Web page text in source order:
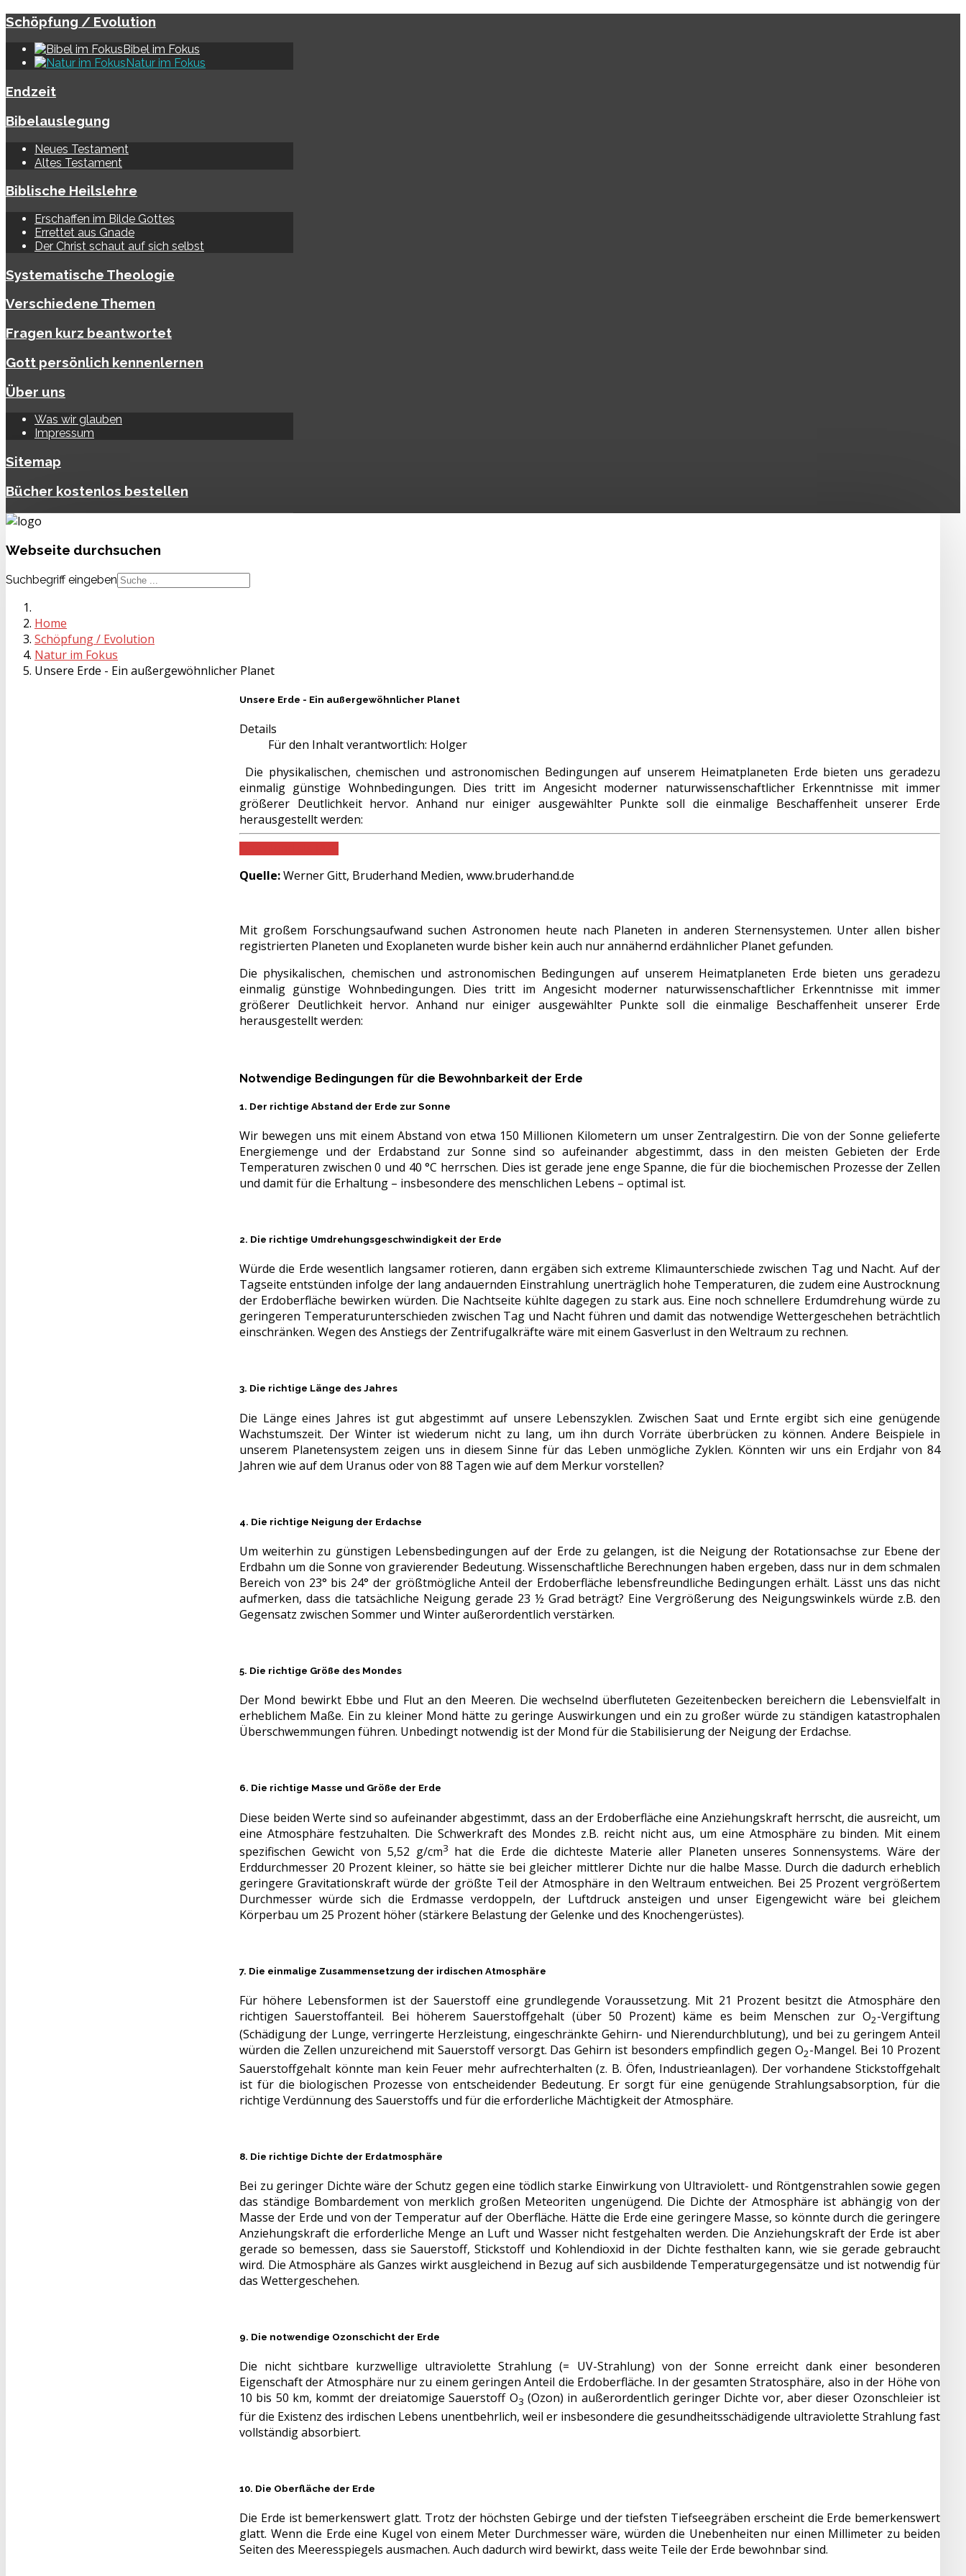
Schöpfung / Evolution
Bibel im Fokus
Natur im Fokus
Endzeit
Bibelauslegung
Neues Testament
Altes Testament
Biblische Heilslehre
Erschaffen im Bilde Gottes
Errettet aus Gnade
Der Christ schaut auf sich selbst
Systematische Theologie
Verschiedene Themen
Fragen kurz beantwortet
Gott persönlich kennenlernen
Über uns
Was wir glauben
Impressum
Sitemap
Bücher kostenlos bestellen
Webseite durchsuchen
Suchbegriff eingeben
Home
Schöpfung / Evolution
Natur im Fokus
Unsere Erde - Ein außergewöhnlicher Planet
Unsere Erde - Ein außergewöhnlicher Planet
Details
Für den Inhalt verantwortlich: Holger
Die physikalischen, chemischen und astronomischen Bedingungen auf unserem Heimatplaneten Erde bieten uns geradezu
einmalig günstige Wohnbedingungen. Dies tritt im Angesicht moderner naturwissenschaftlicher Erkenntnisse mit immer
größerer Deutlichkeit hervor. Anhand nur einiger ausgewählter Punkte soll die einmalige Beschaffenheit unserer Erde
herausgestellt werden:
Quelle:Werner Gitt, Bruderhand Medien, www.bruderhand.de
Mit großem Forschungsaufwand suchen Astronomen heute nach Planeten in anderen Sternensystemen. Unter allen bisher
registrierten Planeten und Exoplaneten wurde bisher kein auch nur annähernd erdähnlicher Planet gefunden.
Die physikalischen, chemischen und astronomischen Bedingungen auf unserem Heimatplaneten Erde bieten uns geradezu
einmalig günstige Wohnbedingungen. Dies tritt im Angesicht moderner naturwissenschaftlicher Erkenntnisse mit immer
größerer Deutlichkeit hervor. Anhand nur einiger ausgewählter Punkte soll die einmalige Beschaffenheit unserer Erde
herausgestellt werden:
Notwendige Bedingungen für die Bewohnbarkeit der Erde
1. Der richtige Abstand der Erde zur Sonne
Wir bewegen uns mit einem Abstand von etwa 150 Millionen Kilometern um unser Zentralgestirn. Die von der Sonne gelieferte
Energiemenge und der Erdabstand zur Sonne sind so aufeinander abgestimmt, dass in den meisten Gebieten der Erde
Temperaturen zwischen 0 und 40 °C herrschen. Dies ist gerade jene enge Spanne, die für die biochemischen Prozesse der Zellen
und damit für die Erhaltung – insbesondere des menschlichen Lebens – optimal ist.
2. Die richtige Umdrehungsgeschwindigkeit der Erde
Würde die Erde wesentlich langsamer rotieren, dann ergäben sich extreme Klimaunterschiede zwischen Tag und Nacht. Auf der
Tagseite entstünden infolge der lang andauernden Einstrahlung unerträglich hohe Temperaturen, die zudem eine Austrocknung
der Erdoberfläche bewirken würden. Die Nachtseite kühlte dagegen zu stark aus. Eine noch schnellere Erdumdrehung würde zu
geringeren Temperaturunterschieden zwischen Tag und Nacht führen und damit das notwendige Wettergeschehen beträchtlich
einschränken. Wegen des Anstiegs der Zentrifugalkräfte wäre mit einem Gasverlust in den Weltraum zu rechnen.
3. Die richtige Länge des Jahres
Die Länge eines Jahres ist gut abgestimmt auf unsere Lebenszyklen. Zwischen Saat und Ernte ergibt sich eine genügende
Wachstumszeit. Der Winter ist wiederum nicht zu lang, um ihn durch Vorräte überbrücken zu können. Andere Beispiele in
unserem Planetensystem zeigen uns in diesem Sinne für das Leben unmögliche Zyklen. Könnten wir uns ein Erdjahr von 84
Jahren wie auf dem Uranus oder von 88 Tagen wie auf dem Merkur vorstellen?
4. Die richtige Neigung der Erdachse
Um weiterhin zu günstigen Lebensbedingungen auf der Erde zu gelangen, ist die Neigung der Rotationsachse zur Ebene der
Erdbahn um die Sonne von gravierender Bedeutung. Wissenschaftliche Berechnungen haben ergeben, dass nur in dem schmalen
Bereich von 23° bis 24° der größtmögliche Anteil der Erdoberfläche lebensfreundliche Bedingungen erhält. Lässt uns das nicht
aufmerken, dass die tatsächliche Neigung gerade 23 ½ Grad beträgt? Eine Vergrößerung des Neigungswinkels würde z.B. den
Gegensatz zwischen Sommer und Winter außerordentlich verstärken.
5. Die richtige Größe des Mondes
Der Mond bewirkt Ebbe und Flut an den Meeren. Die wechselnd überfluteten Gezeitenbecken bereichern die Lebensvielfalt in
erheblichem Maße. Ein zu kleiner Mond hätte zu geringe Auswirkungen und ein zu großer würde zu ständigen katastrophalen
Überschwemmungen führen. Unbedingt notwendig ist der Mond für die Stabilisierung der Neigung der Erdachse.
6. Die richtige Masse und Größe der Erde
Diese beiden Werte sind so aufeinander abgestimmt, dass an der Erdoberfläche eine Anziehungskraft herrscht, die ausreicht, um
eine Atmosphäre festzuhalten. Die Schwerkraft des Mondes z.B. reicht nicht aus, um eine Atmosphäre zu binden. Mit einem
spezifischen Gewicht von 5,52 g/cm3 hat die Erde die dichteste Materie aller Planeten unseres Sonnensystems. Wäre der
Erddurchmesser 20 Prozent kleiner, so hätte sie bei gleicher mittlerer Dichte nur die halbe Masse. Durch die dadurch erheblich
geringere Gravitationskraft würde der größte Teil der Atmosphäre in den Weltraum entweichen. Bei 25 Prozent vergrößertem
Durchmesser würde sich die Erdmasse verdoppeln, der Luftdruck ansteigen und unser Eigengewicht wäre bei gleichem
Körperbau um 25 Prozent höher (stärkere Belastung der Gelenke und des Knochengerüstes).
7. Die einmalige Zusammensetzung der irdischen Atmosphäre
Für höhere Lebensformen ist der Sauerstoff eine grundlegende Voraussetzung. Mit 21 Prozent besitzt die Atmosphäre den
richtigen Sauerstoffanteil. Bei höherem Sauerstoffgehalt (über 50 Prozent) käme es beim Menschen zur O2-Vergiftung
(Schädigung der Lunge, verringerte Herzleistung, eingeschränkte Gehirn- und Nierendurchblutung), und bei zu geringem Anteil
würden die Zellen unzureichend mit Sauerstoff versorgt. Das Gehirn ist besonders empfindlich gegen O2-Mangel. Bei 10 Prozent
Sauerstoffgehalt könnte man kein Feuer mehr aufrechterhalten (z. B. Öfen, Industrieanlagen). Der vorhandene Stickstoffgehalt
ist für die biologischen Prozesse von entscheidender Bedeutung. Er sorgt für eine genügende Strahlungsabsorption, für die
richtige Verdünnung des Sauerstoffs und für die erforderliche Mächtigkeit der Atmosphäre.
8. Die richtige Dichte der Erdatmosphäre
Bei zu geringer Dichte wäre der Schutz gegen eine tödlich starke Einwirkung von Ultraviolett- und Röntgenstrahlen sowie gegen
das ständige Bombardement von merklich großen Meteoriten ungenügend. Die Dichte der Atmosphäre ist abhängig von der
Masse der Erde und von der Temperatur auf der Oberfläche. Hätte die Erde eine geringere Masse, so könnte durch die geringere
Anziehungskraft die erforderliche Menge an Luft und Wasser nicht festgehalten werden. Die Anziehungskraft der Erde ist aber
gerade so bemessen, dass sie Sauerstoff, Stickstoff und Kohlendioxid in der Dichte festhalten kann, wie sie gerade gebraucht
wird. Die Atmosphäre als Ganzes wirkt ausgleichend in Bezug auf sich ausbildende Temperaturgegensätze und ist notwendig für
das Wettergeschehen.
9. Die notwendige Ozonschicht der Erde
Die nicht sichtbare kurzwellige ultraviolette Strahlung (= UV-Strahlung) von der Sonne erreicht dank einer besonderen
Eigenschaft der Atmosphäre nur zu einem geringen Anteil die Erdoberfläche. In der gesamten Stratosphäre, also in der Höhe von
10 bis 50 km, kommt der dreiatomige Sauerstoff O3 (Ozon) in außerordentlich geringer Dichte vor, aber dieser Ozonschleier ist
für die Existenz des irdischen Lebens unentbehrlich, weil er insbesondere die gesundheitsschädigende ultraviolette Strahlung fast
vollständig absorbiert.
10. Die Oberfläche der Erde
Die Erde ist bemerkenswert glatt. Trotz der höchsten Gebirge und der tiefsten Tiefseegräben erscheint die Erde bemerkenswert
glatt. Wenn die Erde eine Kugel von einem Meter Durchmesser wäre, würden die Unebenheiten nur einen Millimeter zu beiden
Seiten des Meeresspiegels ausmachen. Auch dadurch wird bewirkt, dass weite Teile der Erde bewohnbar sind.